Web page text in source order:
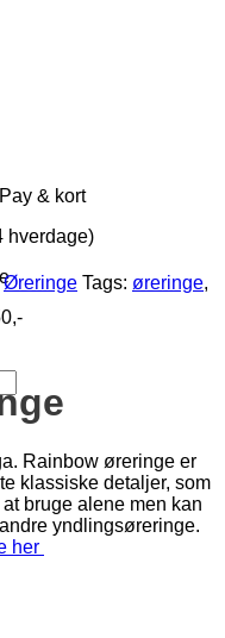
& kort
hverdage)
Øreringe Tags: øreringe,
Rainbow øreringe er
klassiske detaljer, som
bruge alene men kan
yndlingsøreringe.
her